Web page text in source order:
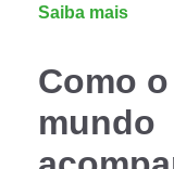
Saiba mais
Como o
mundo